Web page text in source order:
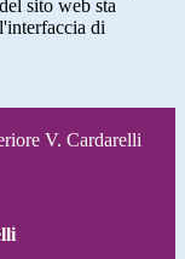
sito web sta
di
V. Cardarelli